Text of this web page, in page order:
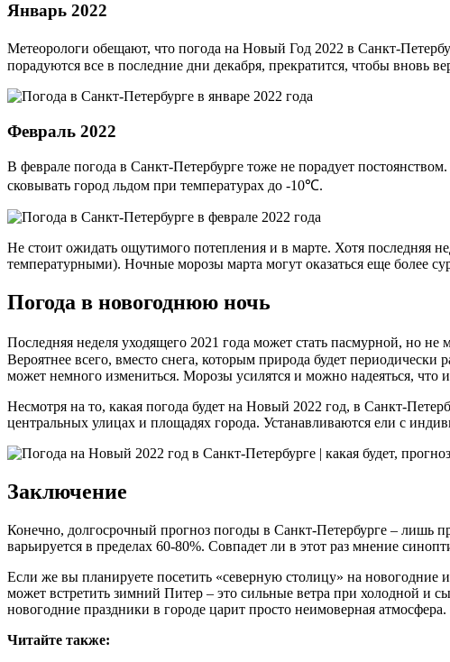
Январь 2022
Метеорологи обещают, что погода на Новый Год 2022 в Санкт-
порадуются все в последние дни декабря, прекратится, чтобы вновь
Февраль 2022
В феврале погода в Санкт-Петербурге тоже не порадует
сковывать город льдом при температурах до -10℃.
Не стоит ожидать ощутимого потепления и в марте. Хотя последняя
температурными). Ночные морозы марта могут оказаться еще более
Погода в новогоднюю ночь
Последняя неделя уходящего 2021 года может стать пасмурной, но
Вероятнее всего, вместо снега, которым природа будет
может немного измениться. Морозы усилятся и можно надеяться, что
Несмотря на то, какая погода будет на Новый 2022 год, в Санкт-
центральных улицах и площадях города. Устанавливаются ели с
Заключение
Конечно, долгосрочный прогноз погоды в Санкт-Петербурге – лишь
варьируется в пределах 60-80%. Совпадет ли в этот раз мнение
Если же вы планируете посетить «северную столицу» на новогодние
может встретить зимний Питер – это сильные ветра при холодной и
новогодние праздники в городе царит просто неимоверная атмосфера.
Читайте также: